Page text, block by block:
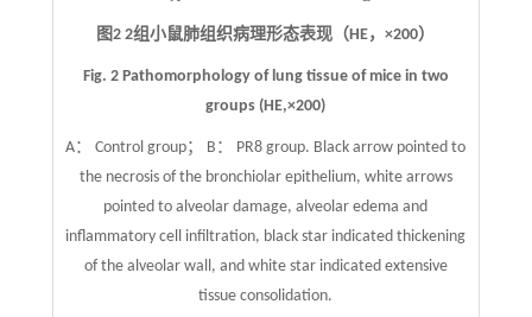
图22组小鼠肺组织病理形态表现（HE，×200）
Fig. 2 Pathomorphology of lung tissue of mice in two
groups (HE,×200)
A： Control group； B： PR8 group. Black arrow pointed to
the necrosis of the bronchiolar epithelium, white arrows
pointed to alveolar damage, alveolar edema and
inflammatory cell infiltration, black star indicated thickening
of the alveolar wall, and white star indicated extensive
tissue consolidation.